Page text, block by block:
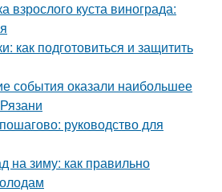
взрослого куста винограда:
как подготовиться и защитить
события оказали наибольшее
руководство для
на зиму: как правильно